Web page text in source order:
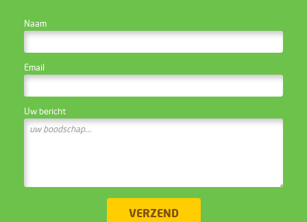
Naam
Email
Uw bericht
VERZEND